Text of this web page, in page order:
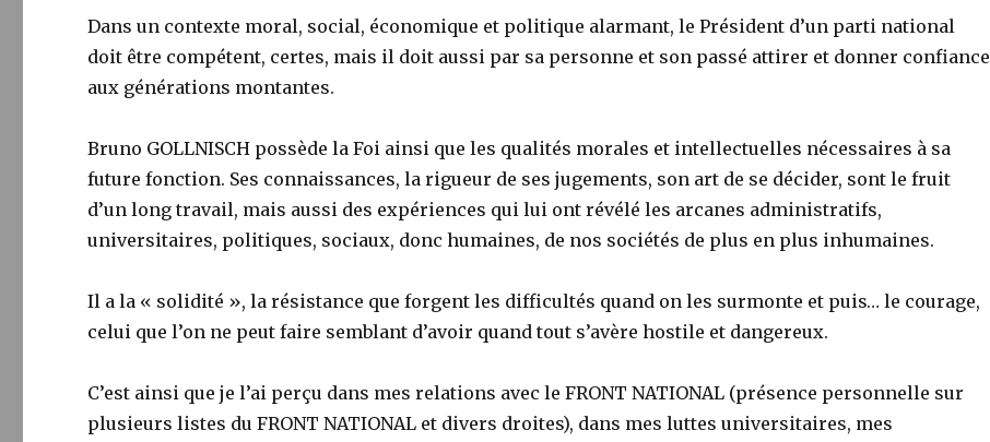
Dans un contexte moral, social, économique et politique alarmant, le Président d’un parti national
doit être compétent, certes, mais il doit aussi par sa personne et son passé attirer et donner confiance
aux générations montantes.
Bruno GOLLNISCH possède la Foi ainsi que les qualités morales et intellectuelles nécessaires à sa
future fonction. Ses connaissances, la rigueur de ses jugements, son art de se décider, sont le fruit
d’un long travail, mais aussi des expériences qui lui ont révélé les arcanes administratifs,
universitaires, politiques, sociaux, donc humaines, de nos sociétés de plus en plus inhumaines.
Il a la « solidité », la résistance que forgent les difficultés quand on les surmonte et puis… le courage,
celui que l’on ne peut faire semblant d’avoir quand tout s’avère hostile et dangereux.
C’est ainsi que je l’ai perçu dans mes relations avec le FRONT NATIONAL (présence personnelle sur
plusieurs listes du FRONT NATIONAL et divers droites), dans mes luttes universitaires, mes